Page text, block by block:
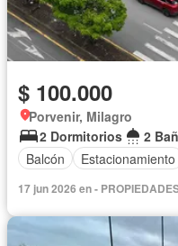
$ 100.000
Porvenir, Milagro
2 Dormitorios
2
Balcón
Estacionamiento
17 jun 2026 en -